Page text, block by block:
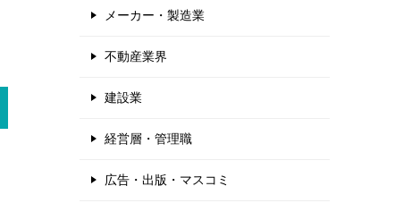
メーカー・製造業
不動産業界
建設業
経営層・管理職
広告・出版・マスコミ